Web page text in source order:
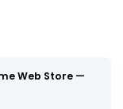
Web Store —